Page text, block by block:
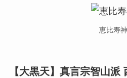
恵比寿神
【大黒天】真言宗智山派